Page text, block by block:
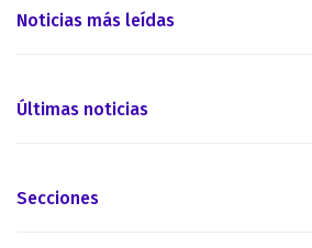
Noticias más leídas
Últimas noticias
Secciones